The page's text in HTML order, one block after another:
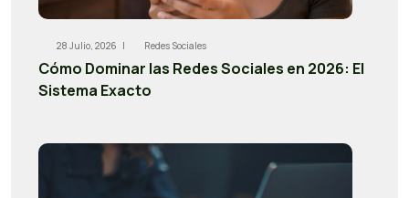
28 Julio, 2026 | Redes Sociales
Cómo Dominar las Redes Sociales en 2026: El
Sistema Exacto